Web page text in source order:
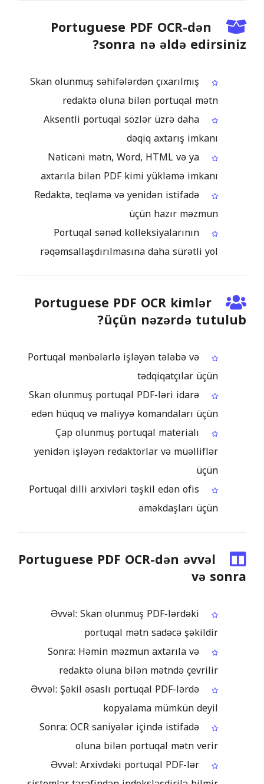
Portuguese PDF OCR-dən
sonra nə əldə edirsiniz?
Skan olunmuş səhifələrdən çıxarılmış
redaktə oluna bilən portuqal mətn
Aksentli portuqal sözlər üzrə daha
dəqiq axtarış imkanı
Nəticəni mətn, Word, HTML və ya
axtarıla bilən PDF kimi yükləmə imkanı
Redaktə, teqləmə və yenidən istifadə
üçün hazır məzmun
Portuqal sənəd kolleksiyalarının
rəqəmsallaşdırılmasına daha sürətli yol
Portuguese PDF OCR kimlər
üçün nəzərdə tutulub?
Portuqal mənbələrlə işləyən tələbə və
tədqiqatçılar üçün
Skan olunmuş portuqal PDF-ləri idarə
edən hüquq və maliyyə komandaları üçün
Çap olunmuş portuqal materialı
yenidən işləyən redaktorlar və müəlliflər
üçün
Portuqal dilli arxivləri təşkil edən ofis
əməkdaşları üçün
Portuguese PDF OCR-dən əvvəl
və sonra
Əvvəl: Skan olunmuş PDF-lərdəki
portuqal mətn sadəcə şəkildir
Sonra: Həmin məzmun axtarıla və
redaktə oluna bilən mətndə çevrilir
Əvvəl: Şəkil əsaslı portuqal PDF-lərdə
kopyalama mümkün deyil
Sonra: OCR saniyələr içində istifadə
oluna bilən portuqal mətn verir
Əvvəl: Arxivdəki portuqal PDF-lər